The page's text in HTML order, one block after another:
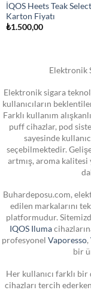
İQOS Heets Teak
Karton Fiyatı
₺1.500,00
Elektronik
Elektronik sigara
kullanıcıların
Farklı kullanım
puff cihazlar, pod
sayesinde
seçebilmektedir.
artmış, aroma kalitesi
Buhardeposu.com,
edilen markalarını
platformudur.
IQOS Iluma
profesyonel Vaporesso
bir
Her kullanıcı farklı
cihazları tercih